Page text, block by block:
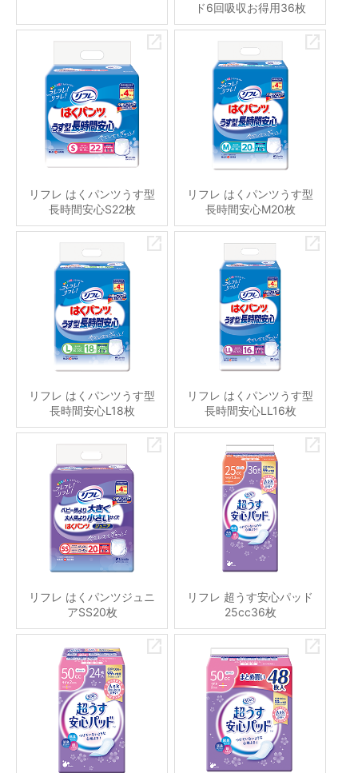
ド6回吸収お得用36枚
リフレ はくパンツうす型
長時間安心S22枚
リフレ はくパンツうす型
長時間安心M20枚
リフレ はくパンツうす型
長時間安心L18枚
リフレ はくパンツうす型
長時間安心LL16枚
リフレ はくパンツジュニ
アSS20枚
リフレ 超うす安心パッド
25cc36枚